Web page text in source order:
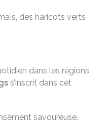
des haricots verts
dans les régions
s’inscrit dans cet
savoureuse.